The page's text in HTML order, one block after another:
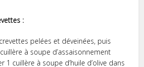
:
pelées et déveinées, puis
à soupe d’assaisonnement
1 cuillère à soupe d’huile d’olive dans